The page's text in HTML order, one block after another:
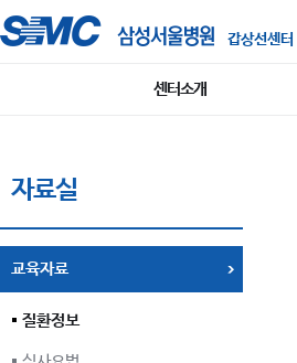
갑상선센터
센터소개
자료실
교육자료
질환정보